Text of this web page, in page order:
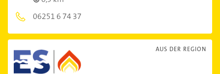
06251 6 74 37
AUS DER REGION